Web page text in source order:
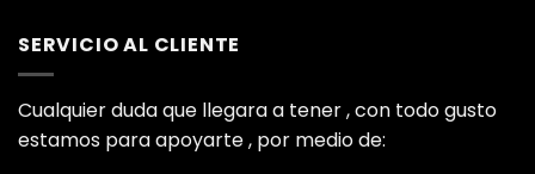
SERVICIO AL CLIENTE
Cualquier duda que llegara a tener , con todo gusto
estamos para apoyarte , por medio de: